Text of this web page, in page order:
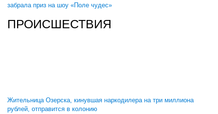
забрала приз на шоу «Поле чудес»
ПРОИСШЕСТВИЯ
Жительница Озерска, кинувшая наркодилера на три миллиона
рублей, отправится в колонию